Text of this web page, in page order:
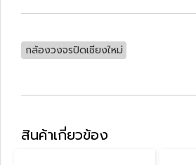
กล้องวงจรปิดเชียงใหม่
สินค้าเกี่ยวข้อง